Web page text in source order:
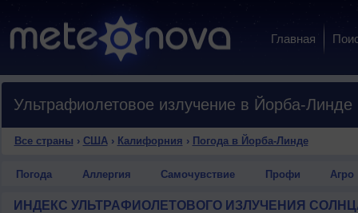
Главная
Ультрафиолетовое излучение в Йорба-Линде
Все страны › США› Калифорния › Погода в Йорба-Линде
Погода Аллергия Самочувствие Профи Агро
ИНДЕКС УЛЬТРАФИОЛЕТОВОГО ИЗЛУЧЕНИЯ